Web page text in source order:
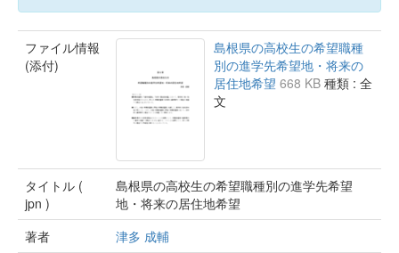
ファイル情報
(添付)
島根県の高校生の希望職種
別の進学先希望地・将来の
居住地希望 668 KB 種類 : 全
文
タイトル (
jpn )
島根県の高校生の希望職種別の進学先希望
地・将来の居住地希望
著者
津多 成輔